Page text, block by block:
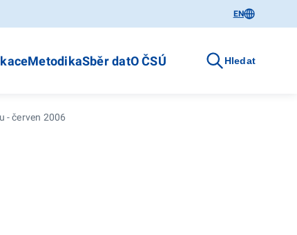
EN
MetodikaSběr datO ČSÚ Hledat
- červen 2006